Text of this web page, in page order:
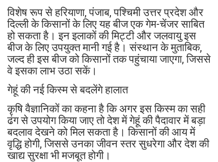
विशेष रूप से हरियाणा, पंजाब, पश्चिमी उत्तर प्रदेश और
दिल्ली के किसानों के लिए यह बीज एक गेम-चेंजर साबित
हो सकता है। इन इलाकों की मिट्टी और जलवायु इस
बीज के लिए उपयुक्त मानी गई है। संस्थान के मुताबिक,
जल्द ही इस बीज को किसानों तक पहुंचाया जाएगा, जिससे
वे इसका लाभ उठा सकें।
गेहूं की नई किस्म से बदलेंगे हालात
कृषि वैज्ञानिकों का कहना है कि अगर इस किस्म का सही
ढंग से उपयोग किया जाए तो देश में गेहूं की पैदावार में बड़ा
बदलाव देखने को मिल सकता है। किसानों की आय में
वृद्धि होगी, जिससे उनका जीवन स्तर सुधरेगा और देश की
खाद्य सुरक्षा भी मजबूत होगी।